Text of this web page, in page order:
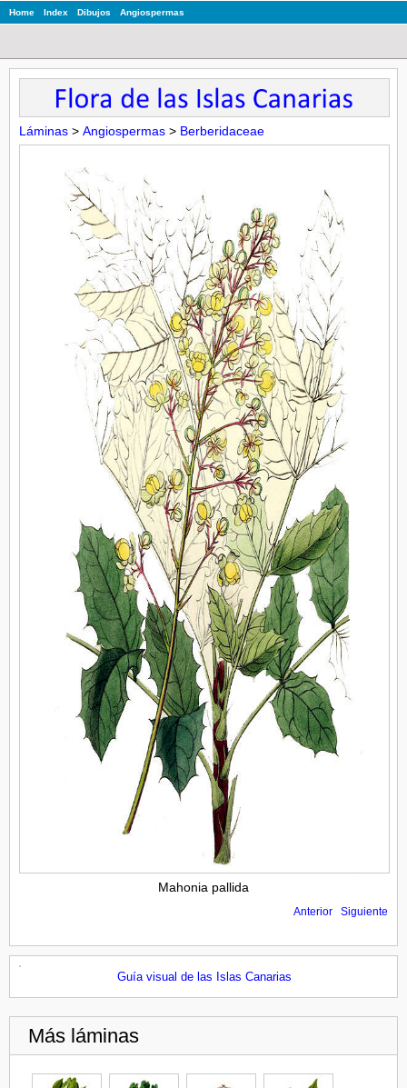
Home Index Dibujos Angiospermas
Láminas > Angiospermas > Berberidaceae
Mahonia pallida
Anterior Siguiente
Guía visual de las Islas Canarias
Más láminas